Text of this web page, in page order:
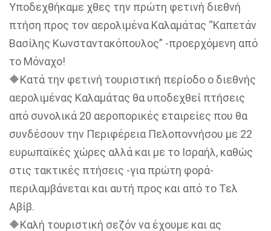
Υποδεχθήκαμε χθες την πρώτη φετινή διεθνή
πτήση προς τον αερολιμένα Καλαμάτας “Καπετάν
Βασίλης Κωνσταντακόπουλος” -προερχόμενη από
το Μόναχο!
🔶Κατά την φετινή τουριστική περίοδο ο διεθνής
αερολιμένας Καλαμάτας θα υποδεχθεί πτήσεις
από συνολικά 20 αεροπορικές εταιρείες που θα
συνδέσουν την Περιφέρεια Πελοποννήσου με 22
ευρωπαϊκές χώρες αλλά και με το Ισραήλ, καθώς
στις τακτικές πτήσεις -για πρώτη φορά-
περιλαμβάνεται και αυτή προς και από το Τελ
Αβίβ.
🔶Καλή τουριστική σεζόν να έχουμε και ας